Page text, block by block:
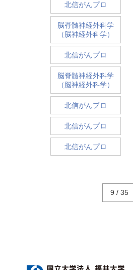
北信がんプロ
脳脊髄神経外科学
（脳神経外科学）
北信がんプロ
脳脊髄神経外科学
（脳神経外科学）
北信がんプロ
北信がんプロ
北信がんプロ
9 / 35